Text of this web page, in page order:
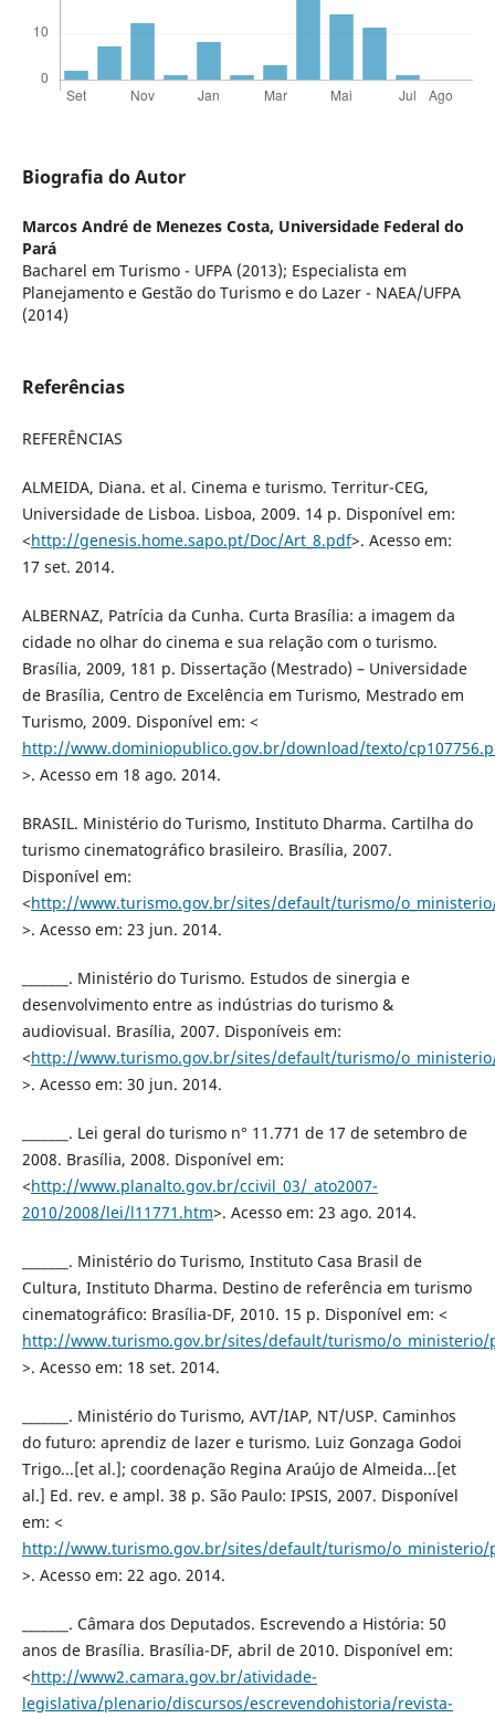
Biografia do Autor
Marcos André de Menezes Costa, Universidade Federal do
Pará
Bacharel em Turismo - UFPA (2013); Especialista em
Planejamento e Gestão do Turismo e do Lazer - NAEA/UFPA
(2014)
Referências
REFERÊNCIAS
ALMEIDA, Diana. et al. Cinema e turismo. Territur-CEG,
Universidade de Lisboa. Lisboa, 2009. 14 p. Disponível em:
<http://genesis.home.sapo.pt/Doc/Art_8.pdf>. Acesso em:
17 set. 2014.
ALBERNAZ, Patrícia da Cunha. Curta Brasília: a imagem da
cidade no olhar do cinema e sua relação com o turismo.
Brasília, 2009, 181 p. Dissertação (Mestrado) – Universidade
de Brasília, Centro de Excelência em Turismo, Mestrado em
Turismo, 2009. Disponível em: <
http://www.dominiopublico.gov.br/download/texto/
>. Acesso em 18 ago. 2014.
BRASIL. Ministério do Turismo, Instituto Dharma. Cartilha do
turismo cinematográfico brasileiro. Brasília, 2007.
Disponível em:
<http://www.turismo.gov.br/sites/default/turismo/
>. Acesso em: 23 jun. 2014.
_______. Ministério do Turismo. Estudos de sinergia e
desenvolvimento entre as indústrias do turismo &
audiovisual. Brasília, 2007. Disponíveis em:
<http://www.turismo.gov.br/sites/default/turismo/
>. Acesso em: 30 jun. 2014.
_______. Lei geral do turismo n° 11.771 de 17 de setembro de
2008. Brasília, 2008. Disponível em:
<http://www.planalto.gov.br/ccivil_03/_ato2007-
2010/2008/lei/l11771.htm>. Acesso em: 23 ago. 2014.
_______. Ministério do Turismo, Instituto Casa Brasil de
Cultura, Instituto Dharma. Destino de referência em turismo
cinematográfico: Brasília-DF, 2010. 15 p. Disponível em: <
http://www.turismo.gov.br/sites/default/turismo/o_ministerio/
>. Acesso em: 18 set. 2014.
_______. Ministério do Turismo, AVT/IAP, NT/USP. Caminhos
do futuro: aprendiz de lazer e turismo. Luiz Gonzaga Godoi
Trigo...[et al.]; coordenação Regina Araújo de Almeida...[et
al.] Ed. rev. e ampl. 38 p. São Paulo: IPSIS, 2007. Disponível
em: <
http://www.turismo.gov.br/sites/default/turismo/o_ministerio/
>. Acesso em: 22 ago. 2014.
_______. Câmara dos Deputados. Escrevendo a História: 50
anos de Brasília. Brasília-DF, abril de 2010. Disponível em:
<http://www2.camara.gov.br/atividade-
legislativa/plenario/discursos/escrevendohistoria/revista-